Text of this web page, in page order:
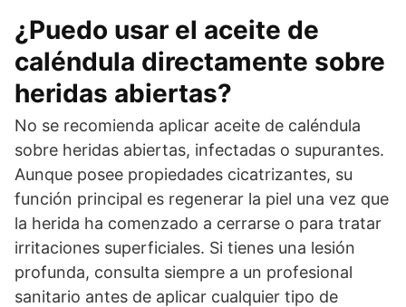
¿Puedo usar el aceite de
caléndula directamente sobre
heridas abiertas?
No se recomienda aplicar aceite de caléndula
sobre heridas abiertas, infectadas o supurantes.
Aunque posee propiedades cicatrizantes, su
función principal es regenerar la piel una vez que
la herida ha comenzado a cerrarse o para tratar
irritaciones superficiales. Si tienes una lesión
profunda, consulta siempre a un profesional
sanitario antes de aplicar cualquier tipo de